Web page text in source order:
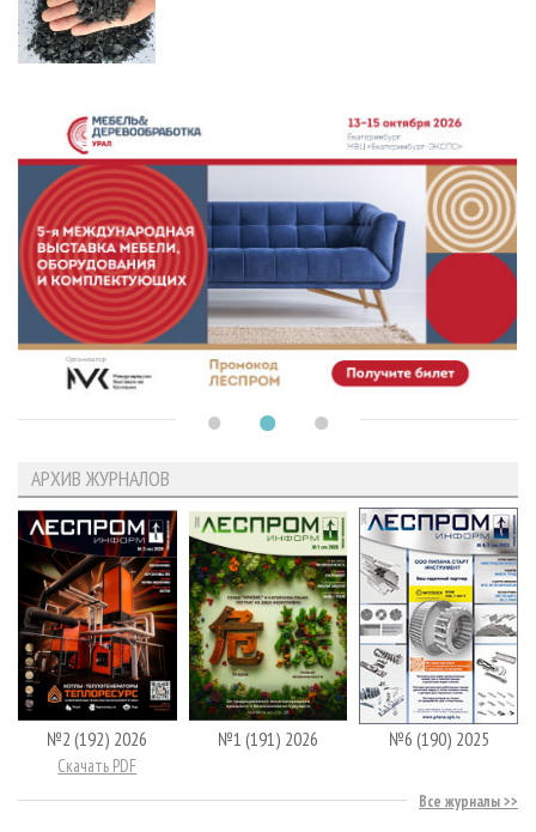
АРХИВ ЖУРНАЛОВ
№2 (192) 2026
Скачать PDF
№1 (191) 2026 №6 (190) 2025
Все журналы